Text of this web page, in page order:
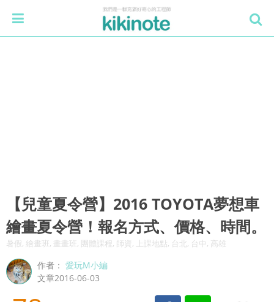
【兒童夏令營】2016 TOYOTA夢想車
繪畫夏令營！報名方式、價格、時間。
暑假, 繪畫班, 畫畫班, 團體課程, 師資, 上課地點, 台北, 台中, 高雄
作者：愛玩M小編
文章2016-06-03